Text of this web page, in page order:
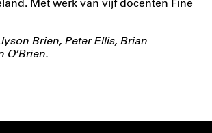
Met werk van vijf docenten Fine
Brien, Peter Ellis, Brian
O’Brien.